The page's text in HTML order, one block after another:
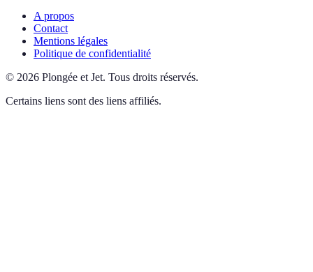
A propos
Contact
Mentions légales
Politique de confidentialité
© 2026 Plongée et Jet. Tous droits réservés.
Certains liens sont des liens affiliés.